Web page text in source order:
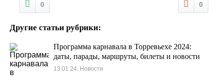
0 0
Другие статьи рубрики:
Программа карнавала в Торревьехе 2024:
даты, парады, маршруты, билеты и новости
13.01.24, Новости